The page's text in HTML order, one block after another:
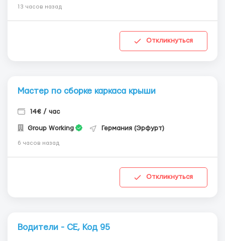
13 часов назад
Откликнуться
Мастер по сборке каркаса крыши
14€ / час
Group Working Германия (Эрфурт)
6 часов назад
Откликнуться
Водители - СЕ, Код 95